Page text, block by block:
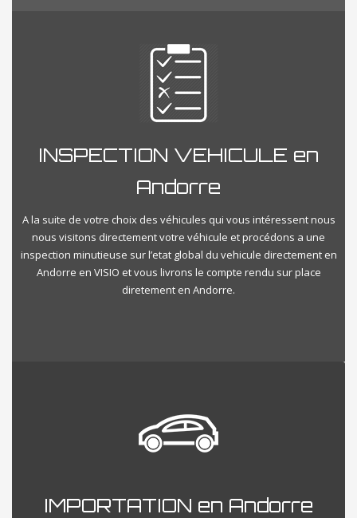
INSPECTION VEHICULE en
Andorre
A la suite de votre choix des véhicules qui vous intéressent nous
nous visitons directement votre véhicule et procédons a une
inspection minutieuse sur l’etat global du vehicule directement en
Andorre en VISIO et vous livrons le compte rendu sur place
diretement en Andorre.
IMPORTATION en Andorre